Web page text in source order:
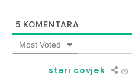
5 KOMENTARA
Most Voted
stari covjek